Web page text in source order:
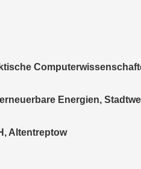
Energien,
Altentreptow